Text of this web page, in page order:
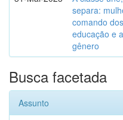
separa:
comando
educação e
gênero
Busca facetada
Assunto